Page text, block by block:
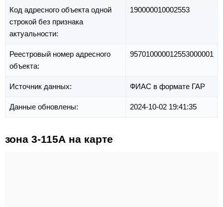
Код адресного объекта одной
строкой без признака
актуальности:
190000010002553
Реестровый номер адресного
объекта:
957010000012553000001
Источник данных: ФИАС в формате ГАР
Данные обновлены: 2024-10-02 19:41:35
зона 3-115А на карте